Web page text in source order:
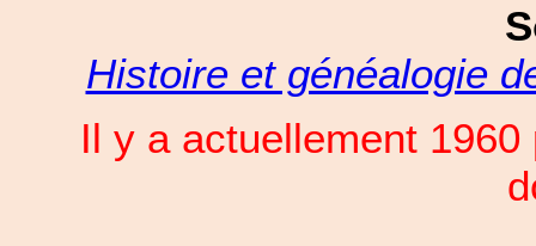
Histoire et généalogie
Il y a actuellement